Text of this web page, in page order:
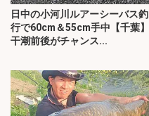
日中の小河川ルアーシーバス釣
行で60cm＆55cm手中【千葉】
干潮前後がチャンス...